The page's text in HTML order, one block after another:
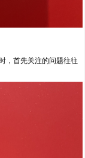
，首先关注的问题往往